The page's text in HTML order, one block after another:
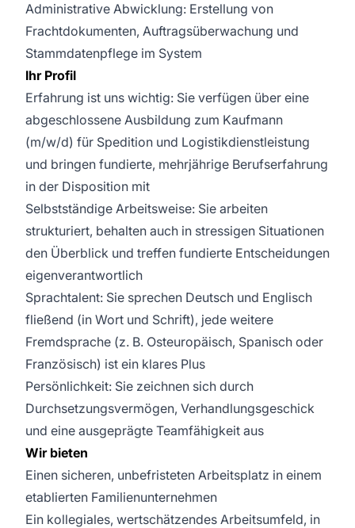
Administrative Abwicklung: Erstellung von
Frachtdokumenten, Auftragsüberwachung und
Stammdatenpflege im System
Ihr Profil
Erfahrung ist uns wichtig: Sie verfügen über eine
abgeschlossene Ausbildung zum Kaufmann
(m/w/d) für Spedition und Logistikdienstleistung
und bringen fundierte, mehrjährige Berufserfahrung
in der Disposition mit
Selbstständige Arbeitsweise: Sie arbeiten
strukturiert, behalten auch in stressigen Situationen
den Überblick und treffen fundierte Entscheidungen
eigenverantwortlich
Sprachtalent: Sie sprechen Deutsch und Englisch
fließend (in Wort und Schrift), jede weitere
Fremdsprache (z. B. Osteuropäisch, Spanisch oder
Französisch) ist ein klares Plus
Persönlichkeit: Sie zeichnen sich durch
Durchsetzungsvermögen, Verhandlungsgeschick
und eine ausgeprägte Teamfähigkeit aus
Wir bieten
Einen sicheren, unbefristeten Arbeitsplatz in einem
etablierten Familienunternehmen
Ein kollegiales, wertschätzendes Arbeitsumfeld, in